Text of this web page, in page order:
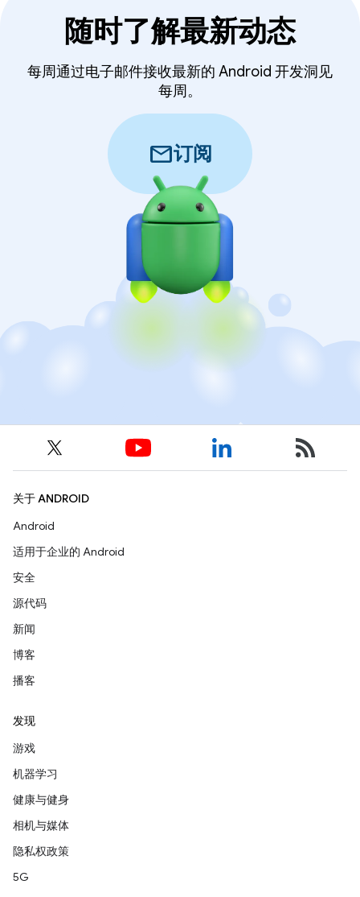
随时了解最新动态
每周通过电子邮件接收最新的 Android 开发洞见
每周。
mail订阅
关于 ANDROID
Android
适用于企业的 Android
安全
源代码
新闻
博客
播客
发现
游戏
机器学习
健康与健身
相机与媒体
隐私权政策
5G